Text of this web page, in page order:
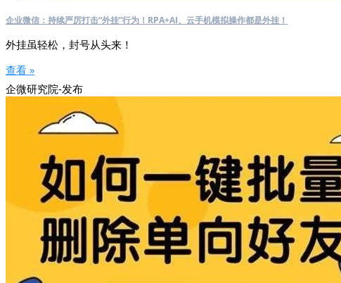
企业微信：持续严厉打击“外挂”行为！RPA+AI、云手机模拟操作都是外挂！
外挂虽轻松，封号从头来！
查看 »
企微研究院-发布